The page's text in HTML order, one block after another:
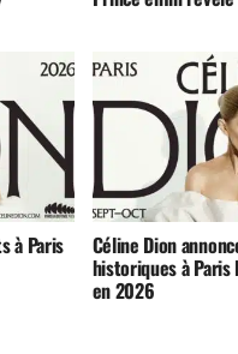
à Paris Céline Dion
historiques à Paris
en 2026